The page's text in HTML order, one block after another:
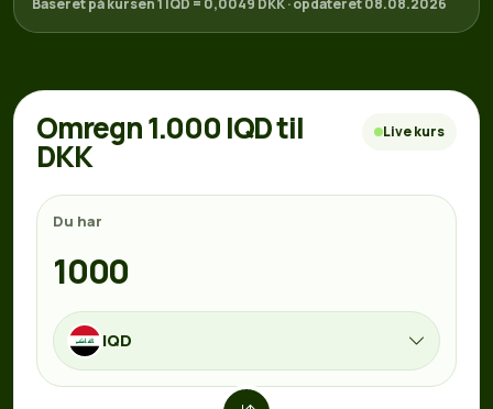
Baseret på kursen 1 IQD = 0,0049 DKK · opdateret 08.08.2026
Omregn 1.000 IQD til
DKK
Live kurs
Du har
IQD